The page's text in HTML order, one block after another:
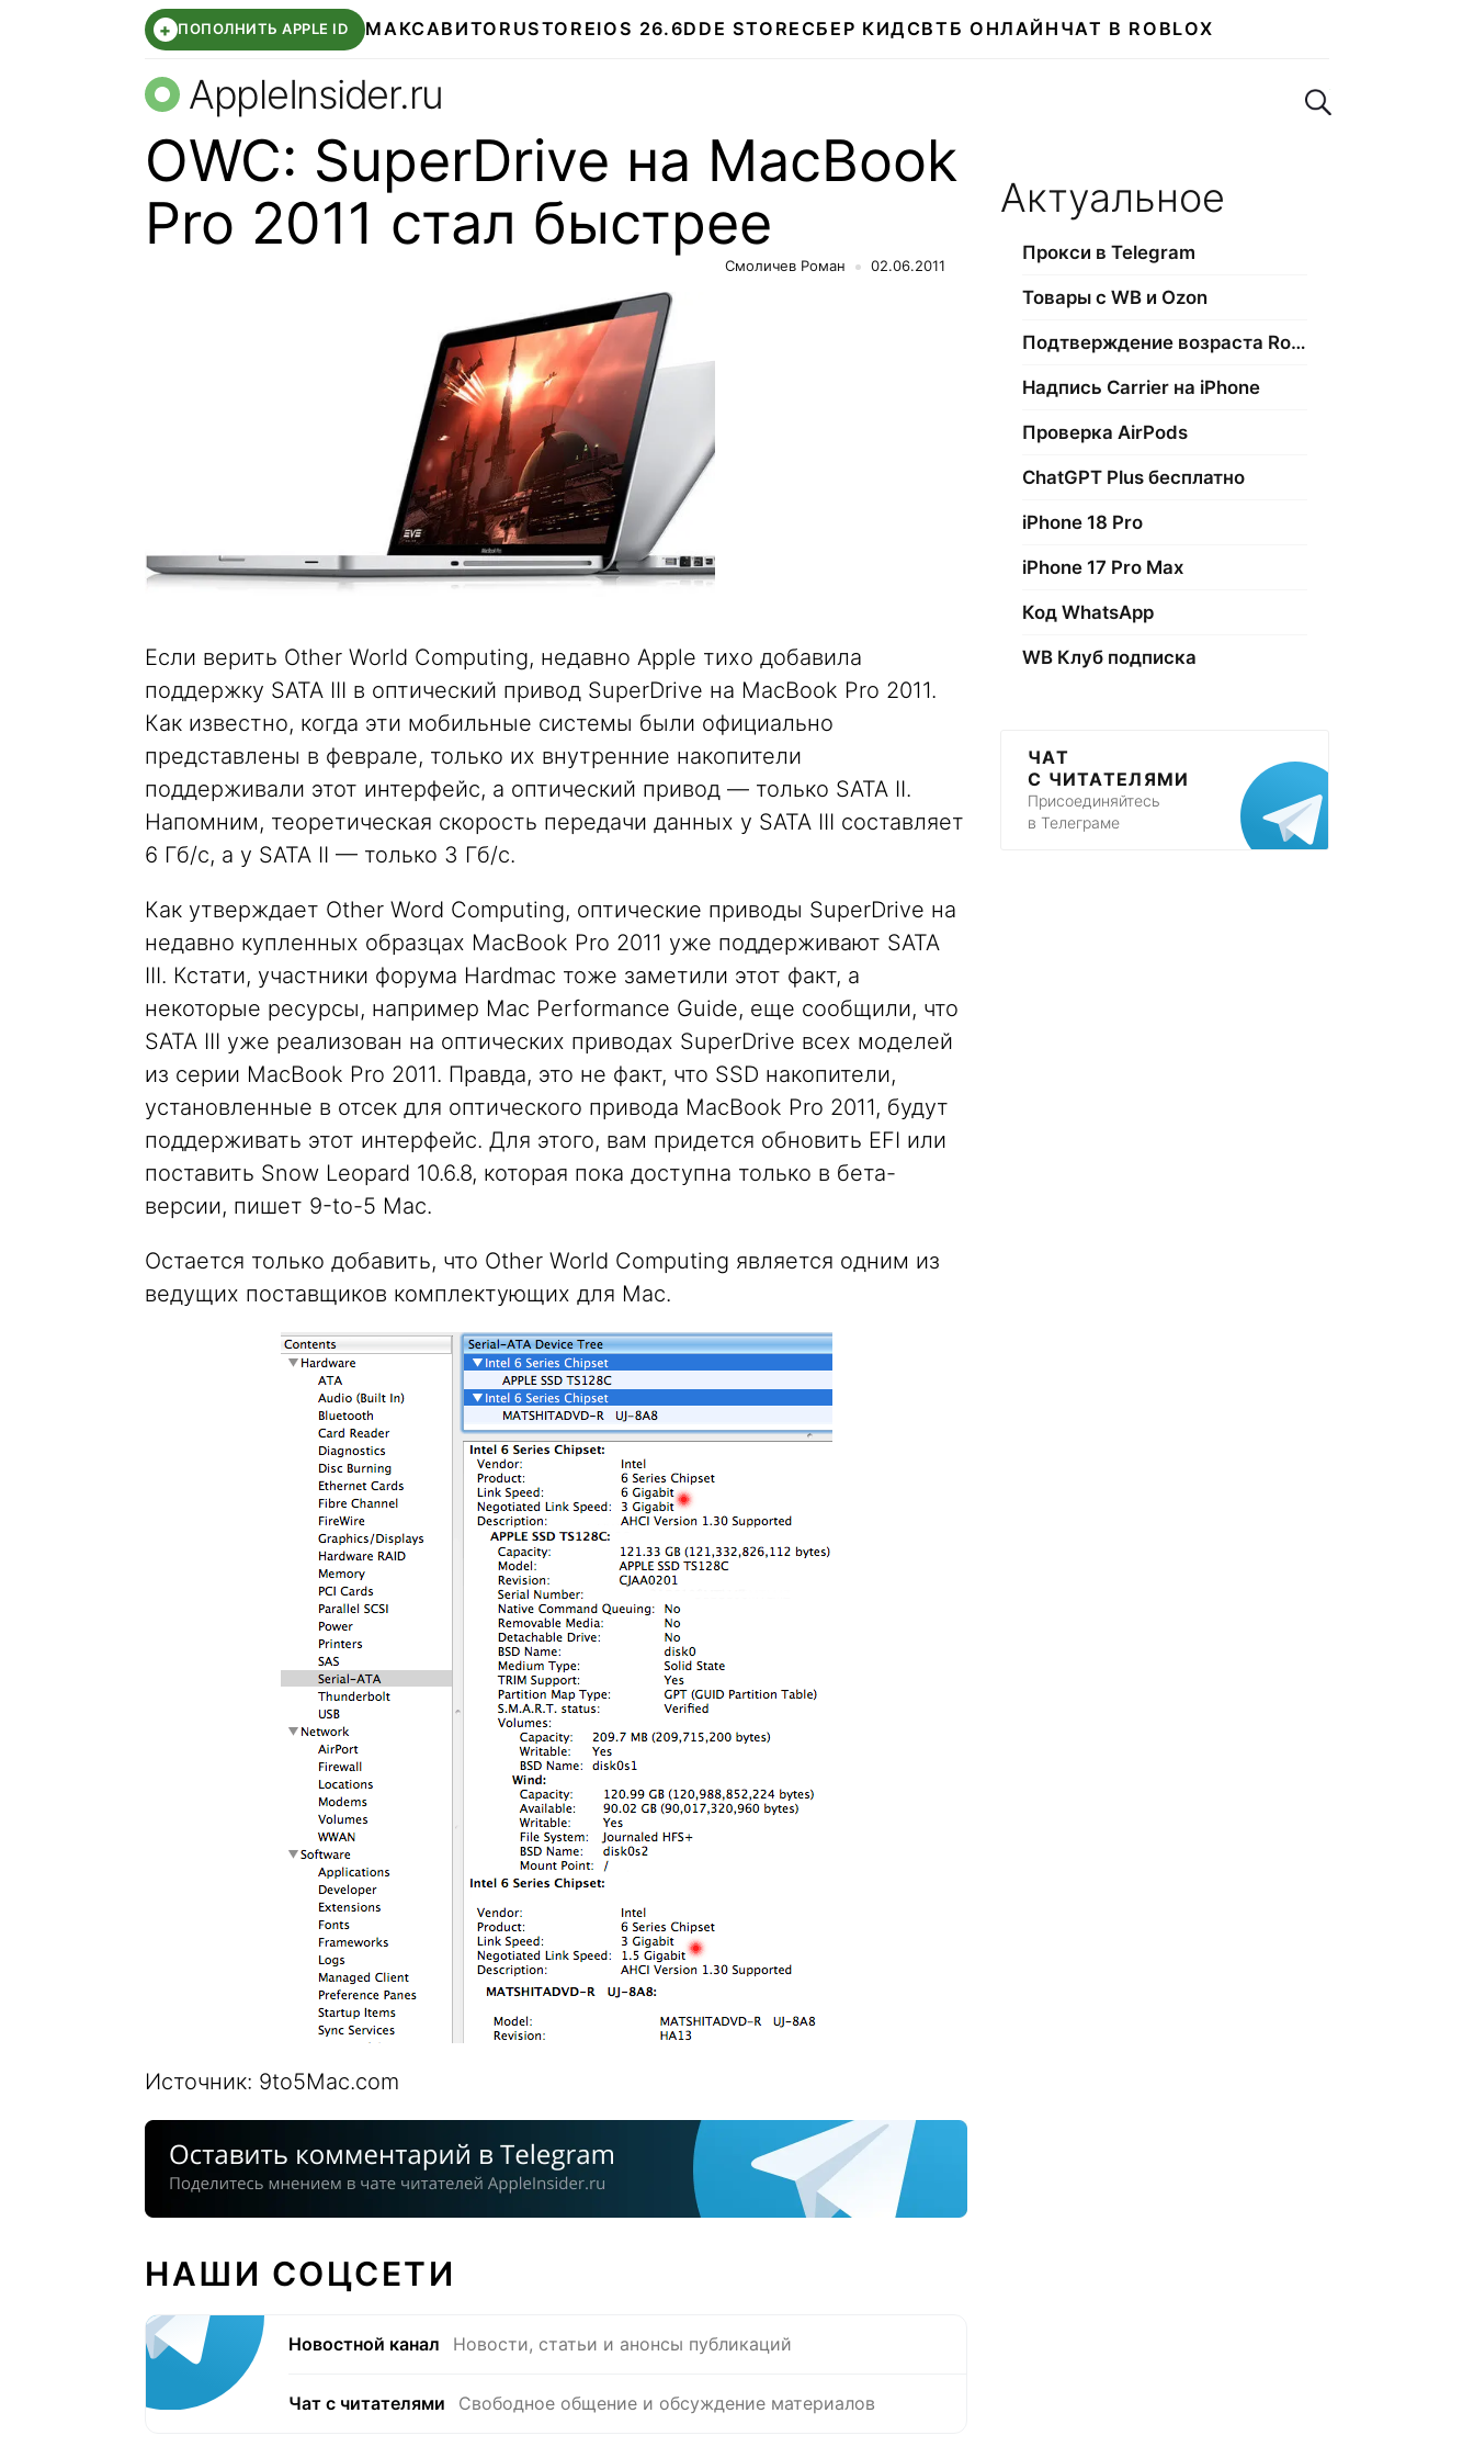
+ ПОПОЛНИТЬ APPLE ID МАКСАВИТО RUSTOREIOS 26.6DDE STORE СБЕР КИДСВТБ ОНЛАЙН ЧАТ В ROBLOX
AppleInsider.ru Поиск по сайту
OWC: SuperDrive на MacBook
Pro 2011 стал быстрее
Смоличев Роман 02.06.2011
Если верить Other World Computing, недавно Apple тихо добавила
поддержку SATA III в оптический привод SuperDrive на MacBook Pro 2011.
Как известно, когда эти мобильные системы были официально
представлены в феврале, только их внутренние накопители
поддерживали этот интерфейс, а оптический привод — только SATA II.
Напомним, теоретическая скорость передачи данных у SATA III составляет
6 Гб/с, а у SATA II — только 3 Гб/с.
Как утверждает Other Word Computing, оптические приводы SuperDrive на
недавно купленных образцах MacBook Pro 2011 уже поддерживают SATA
III. Кстати, участники форума Hardmac тоже заметили этот факт, а
некоторые ресурсы, например Mac Performance Guide, еще сообщили, что
SATA III уже реализован на оптических приводах SuperDrive всех моделей
из серии MacBook Pro 2011. Правда, это не факт, что SSD накопители,
установленные в отсек для оптического привода MacBook Pro 2011, будут
поддерживать этот интерфейс. Для этого, вам придется обновить EFI или
поставить Snow Leopard 10.6.8, которая пока доступна только в бета-
версии, пишет 9-to-5 Mac.
Остается только добавить, что Other World Computing является одним из
ведущих поставщиков комплектующих для Mac.
Источник: 9to5Mac.com
НАШИ СОЦСЕТИ
Новостной канал Новости, статьи и анонсы публикаций
Чат с читателями Свободное общение и обсуждение материалов
Актуальное
Прокси в Telegram
Товары с WB и Ozon
Подтверждение возраста Roblox
Надпись Carrier на iPhone
Проверка AirPods
ChatGPT Plus бесплатно
iPhone 18 Pro
iPhone 17 Pro Max
Код WhatsApp
WB Клуб подписка
ЧАТ
С ЧИТАТЕЛЯМИ
Присоединяйтесь
в Телеграме